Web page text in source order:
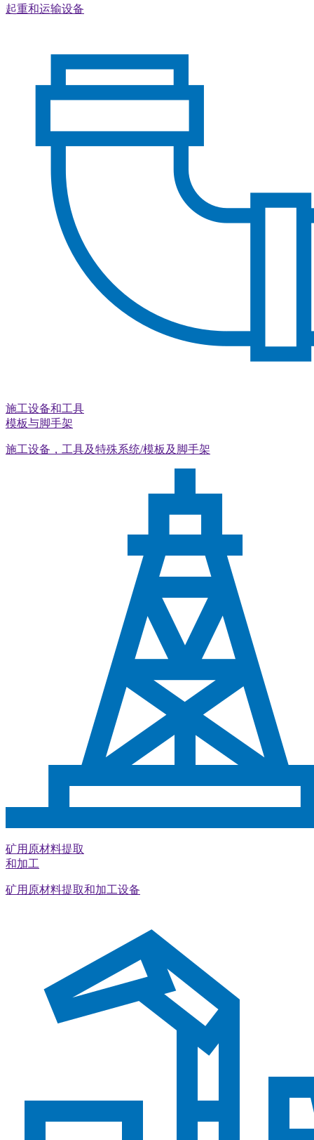
起重和运输设备
施工设备和工具
模板与脚手架
施工设备，工具及特殊系统/模板及脚手架
矿用原材料提取
和加工
矿用原材料提取和加工设备